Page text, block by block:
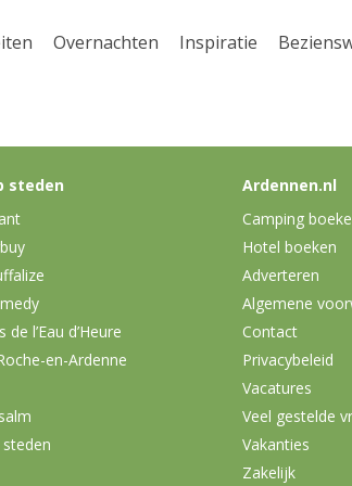
Overnachten Inspiratie
steden
de l’Eau d’Heure
en-Ardenne
steden
Ardennen.nl
Camping
Hotel boeken
Adverteren
Algemene
Contact
Privacybeleid
Vacatures
Veel gestelde
Vakanties
Zakelijk